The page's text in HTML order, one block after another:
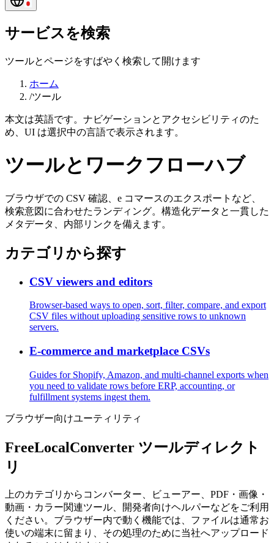
サービスを検索
ツールとページをすばやく検索して開けます
ホーム
/ツール
本文は英語です。ナビゲーションとアクセシビリティのた
め、UI は選択中の言語で表示されます。
ツールとワークフローハブ
ブラウザでの CSV 確認、e コマースのエクスポートなど、
検索意図に合わせたランディング。構造化データと一貫した
メタデータ、内部リンクを備えます。
カテゴリから探す
CSV viewers and editors
Browser-based ways to open, sort, filter, compare, and export
CSV files without uploading sensitive rows to unknown
servers.
E-commerce and marketplace CSVs
Guides for Shopify, Amazon, and multi-channel exports when
you need to validate rows before ERP, accounting, or
fulfillment systems ingest them.
ブラウザー向けユーティリティ
FreeLocalConverter ツールディレクト
リ
上のカテゴリからコンバーター、ビューアー、PDF・画像・
動画・カラー関連ツール、開発者向けヘルパーなどをご利用
ください。ブラウザー内で動く機能では、ファイルは通常お
使いの端末に留まり、その処理のために当社へアップロード